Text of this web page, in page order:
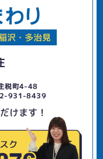
沢・多治見
税町4-48
931-8439
けます！